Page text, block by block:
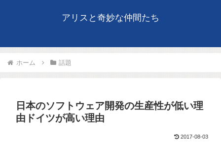
アリスと奇妙な仲間たち
ホーム 話題
日本のソフトウェア開発の生産性が低い理
由ドイツが高い理由
2017-08-03